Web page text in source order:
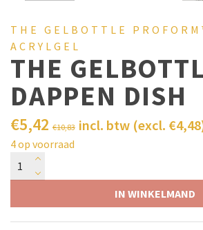
THE GELBOTTLE
ACRYLGEL
THE
DAPPEN DISH
€10,83
€5,42 incl. btw (excl. €4,48
4 op voorraad
IN WINKELMAND